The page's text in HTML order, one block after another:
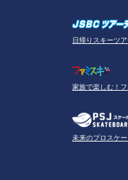
日帰りスキーツ
家族で楽しむ！
未来のプロスケー